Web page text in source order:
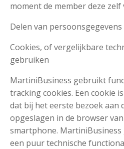
moment de member deze zelf
Delen van
Cookies, of vergelijkbare
gebruiken
MartiniBusiness gebruikt
tracking cookies. Een cookie
dat bij het eerste bezoek aan
opgeslagen in de browser
smartphone.
een puur technische